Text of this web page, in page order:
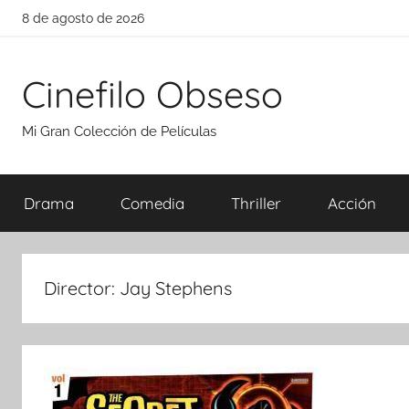
Saltar
8 de agosto de 2026
Cinefilo Obseso
Mi Gran Colección de Películas
Drama Comedia Thriller Acción
Director: Jay Stephens